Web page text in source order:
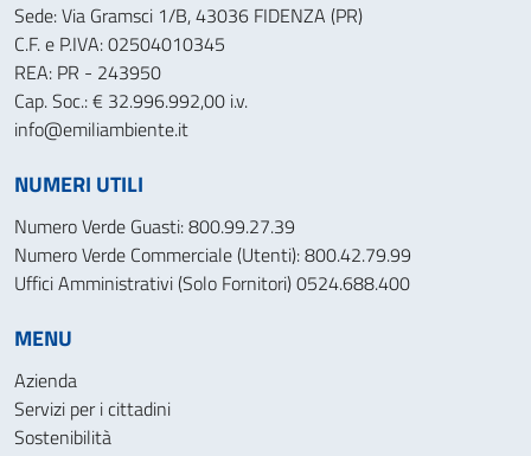
Sede: Via Gramsci 1/B, 43036 FIDENZA (PR)
C.F. e P.IVA: 02504010345
REA: PR - 243950
Cap. Soc.: € 32.996.992,00 i.v.
info@emiliambiente.it
NUMERI UTILI
Numero Verde Guasti: 800.99.27.39
Numero Verde Commerciale (Utenti): 800.42.79.99
Uffici Amministrativi (Solo Fornitori) 0524.688.400
MENU
Azienda
Servizi per i cittadini
Sostenibilità